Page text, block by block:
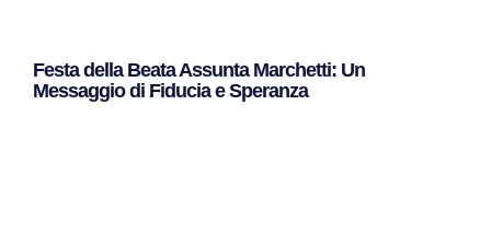
Festa della Beata Assunta Marchetti: Un
Messaggio di Fiducia e Speranza